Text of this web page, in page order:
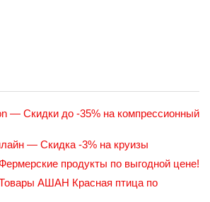
— Скидки до -35% на компрессионный
— Скидка -3% на круизы
продукты по выгодной цене!
АШАН Красная птица по